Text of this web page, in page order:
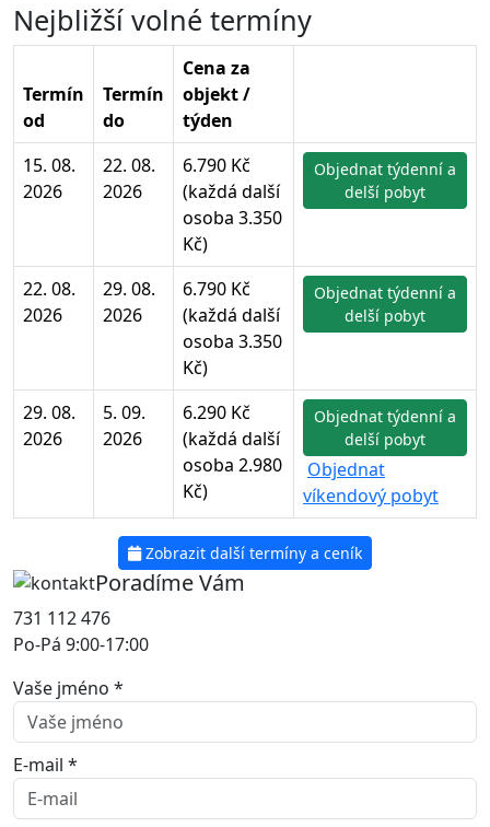
Nejbližší volné termíny
Termín
od
Termín
do
Cena za
objekt /
týden
15. 08.
2026
22. 08.
2026
6.790 Kč
(každá další
osoba 3.350
Kč)
Objednat týdenní a
delší pobyt
22. 08.
2026
29. 08.
2026
6.790 Kč
(každá další
osoba 3.350
Kč)
Objednat týdenní a
delší pobyt
29. 08.
2026
5. 09.
2026
6.290 Kč
(každá další
osoba 2.980
Kč)
Objednat týdenní a
delší pobyt
Objednat
víkendový pobyt
Zobrazit další termíny a ceník
Poradíme Vám
731 112 476
Po-Pá 9:00-17:00
Vaše jméno *
E-mail *